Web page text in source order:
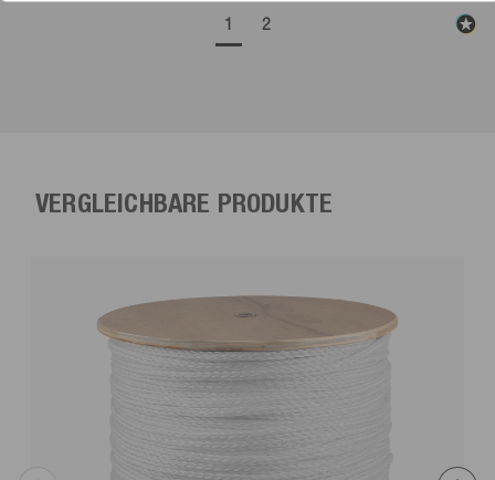
1 2
VERGLEICHBARE PRODUKTE